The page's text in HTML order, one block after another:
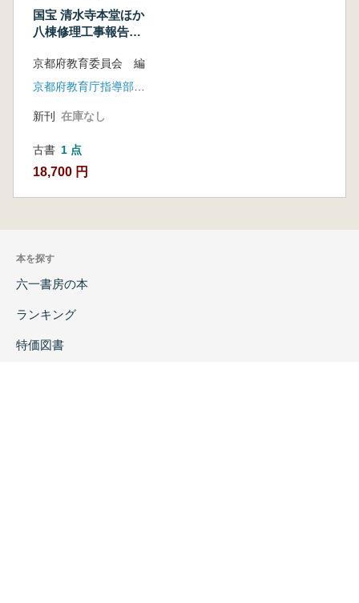
国宝 清水寺本堂ほか
八棟修理工事報告書
堂・事務総括
京都府教育委員会 編
新刊 在庫なし
古書 1 点
18,700 円
本を探す
六一書房の本
ランキング
特価図書